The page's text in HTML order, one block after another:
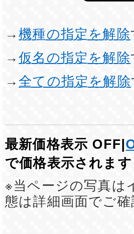
→機種の指定を解除
→仮名の指定を解除
→全ての指定を解除
最新価格表示 OFF|
で価格表示されます
※当ページの写真は
態は詳細画面でご確